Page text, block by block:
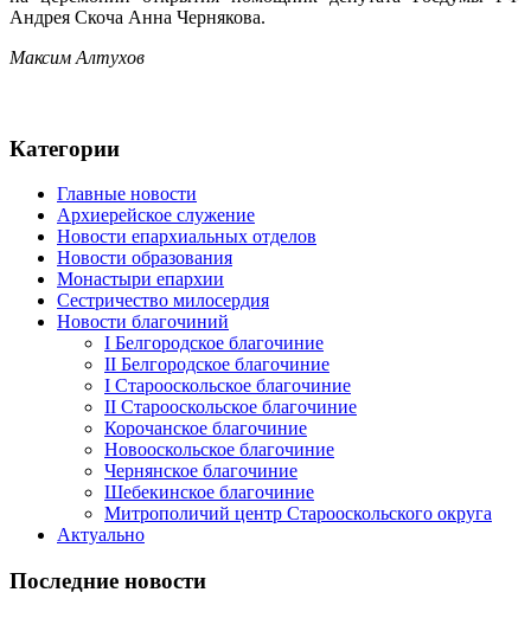
Андрея Скоча Анна Чернякова.
Максим Алтухов
Категории
Главные новости
Архиерейское служение
Новости епархиальных отделов
Новости образования
Монастыри епархии
Сестричество милосердия
Новости благочиний
I Белгородское благочиние
II Белгородское благочиние
I Старооскольское благочиние
II Старооскольское благочиние
Корочанское благочиние
Новооскольское благочиние
Чернянское благочиние
Шебекинское благочиние
Митрополичий центр Старооскольского округа
Актуально
Последние новости